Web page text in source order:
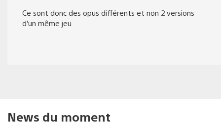
Ce sont donc des opus différents et non 2 versions
d’un même jeu
News du moment